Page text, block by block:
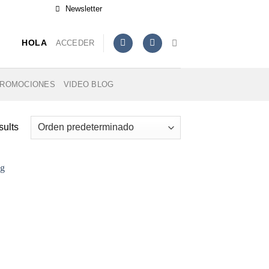
Newsletter
HOLA ACCEDER
VIDEO BLOG